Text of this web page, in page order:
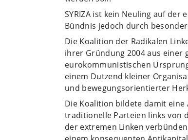
SYRIZA ist kein Neuling auf der
Bündnis jedoch durch
Die Koalition der Radikalen
ihrer Gründung 2004 aus
eurokommunistischen
einem Dutzend kleiner
und bewegungsorientierter
Die Koalition bildete damit eine
traditionelle Parteien links von
der extremen Linken